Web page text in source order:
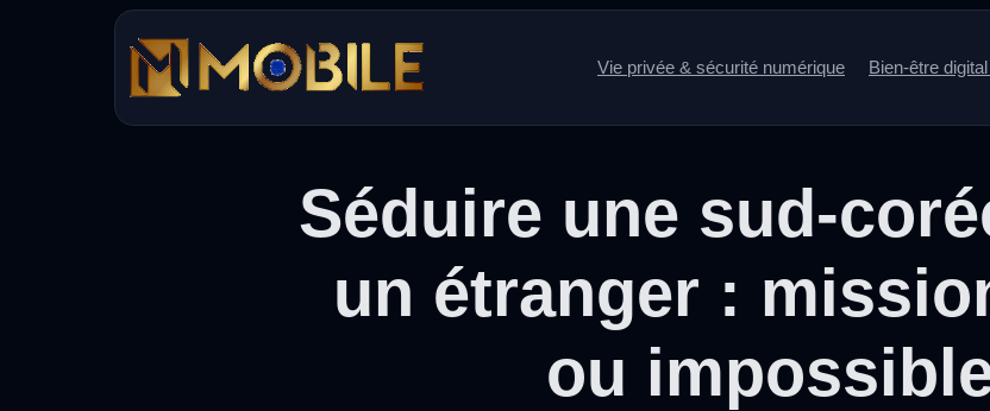
Vie privée & sécurité numérique Bien-être
Séduire une sud-
un étranger :
ou